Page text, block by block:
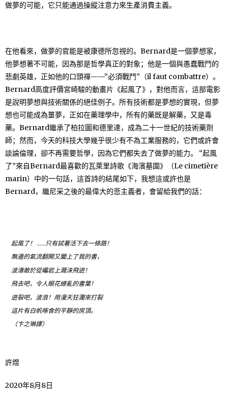
做夢的可能，它只能通過操縱注意力來生產消費主義。
在他看來，做夢的官能是被康德所忽視的。Bernard是一個夢想家，
他夢想著不可能，因為那是哲學真正的對象；他是一個與愚蠢戰鬥的
悲劇英雄，正如他的口頭禪——“必須戰鬥”（il faut combattre）。
Bernard高度評價宮崎駿的動畫片《起風了》，對他而言，這部電影
是說明夢想與技術關係的絕佳例子。所有技術都是夢想的實現，但夢
想也可能成為噩夢，正如在藥理學中，所有的藥既是解藥，又是毒
藥。Bernard繼承了柏拉圖和德里達，成為二十一世紀的技術藥劑
師；然而，今天的科技大學幾乎很少有不為工業服務的，它們或許會
談論倫理，卻不再需要哲學，因為它們都失去了做夢的能力。 “起風
了”來自Bernard最喜歡的瓦萊里詩歌《海濱墓園》（Le cimetière
marin）中的一句話，這首詩的結尾如下，我想這或許也是
Bernard，繼尼采之後的最偉大的悲主義者，會留給我們的話：
起風了！ ……只有試著活下去一條路！
無邊的氣流翻開又闔上了我的書，
波濤敢於從巉岩上濺沫飛迸！
飛去吧，令人眼花繚亂的書葉！
迸裂吧，波浪！用漫天狂瀾來打裂
這片有白帆啄食的平靜的房頂。
（卞之琳譯）
許煜
2020年8月8日